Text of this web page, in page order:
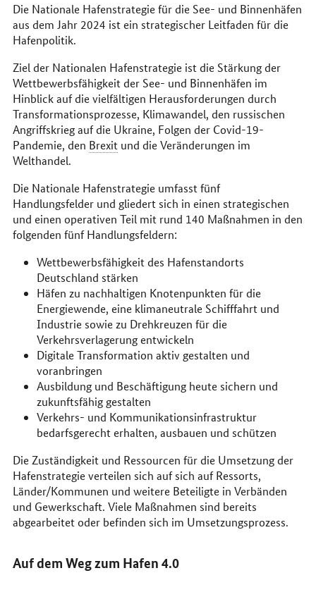
Die Nationale Hafenstrategie für die See- und Binnenhäfen
aus dem Jahr 2024 ist ein strategischer Leitfaden für die
Hafenpolitik.
Ziel der Nationalen Hafenstrategie ist die Stärkung der
Wettbewerbsfähigkeit der See- und Binnenhäfen im
Hinblick auf die vielfältigen Herausforderungen durch
Transformationsprozesse, Klimawandel, den russischen
Angriffskrieg auf die Ukraine, Folgen der Covid-19-
Pandemie, den Brexitund die Veränderungen im
Welthandel.
Die Nationale Hafenstrategie umfasst fünf
Handlungsfelder und gliedert sich in einen strategischen
und einen operativen Teil mit rund 140 Maßnahmen in den
folgenden fünf Handlungsfeldern:
Wettbewerbsfähigkeit des Hafenstandorts
Deutschland stärken
Häfen zu nachhaltigen Knotenpunkten für die
Energiewende, eine klimaneutrale Schifffahrt und
Industrie sowie zu Drehkreuzen für die
Verkehrsverlagerung entwickeln
Digitale Transformation aktiv gestalten und
voranbringen
Ausbildung und Beschäftigung heute sichern und
zukunftsfähig gestalten
Verkehrs- und Kommunikationsinfrastruktur
bedarfsgerecht erhalten, ausbauen und schützen
Die Zuständigkeit und Ressourcen für die Umsetzung der
Hafenstrategie verteilen sich auf sich auf Ressorts,
Länder/Kommunen und weitere Beteiligte in Verbänden
und Gewerkschaft. Viele Maßnahmen sind bereits
abgearbeitet oder befinden sich im Umsetzungsprozess.
Auf dem Weg zum Hafen 4.0